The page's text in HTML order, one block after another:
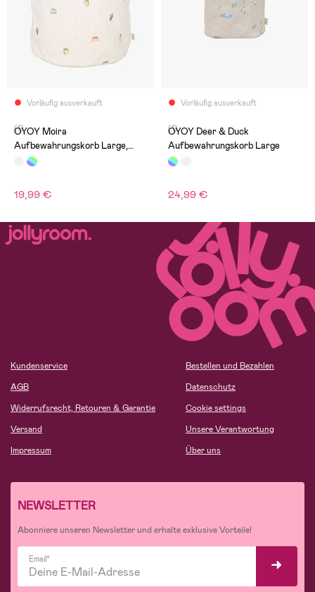
Vorläufig ausverkauft
(1)
OYOY Moira
Aufbewahrungskorb Large,
Weiß
19,99 €
Vorläufig ausverkauft
(1)
OYOY Deer & Duck
Aufbewahrungskorb Large
24,99 €
Kundenservice
AGB
Widerrufsrecht, Retouren & Garantie
Versand
Impressum
Bestellen und Bezahlen
Datenschutz
Cookie settings
Unsere Verantwortung
Über uns
NEWSLETTER
Abonniere unseren Newsletter und erhalte exklusive Vorteile!
Email*